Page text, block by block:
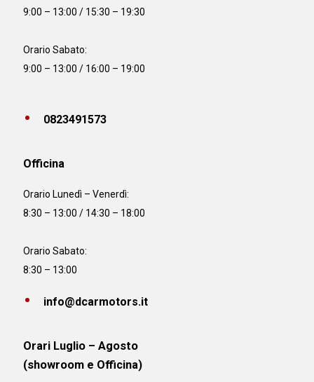
9:00 – 13:00 / 15:30 – 19:30
Orario Sabato:
9:00 – 13:00 / 16:00 – 19:00
0823491573
Officina
Orario Lunedì – Venerdì:
8:30 – 13:00 / 14:30 – 18:00
Orario Sabato:
8:30 – 13:00
info@dcarmotors.it
Orari Luglio – Agosto
(showroom e Officina)